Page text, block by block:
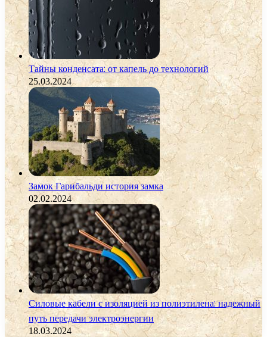
Тайны конденсата: от капель до технологий
25.03.2024
Замок Гарибальди история замка
02.02.2024
Силовые кабели с изоляцией из полиэтилена: надежный
путь передачи электроэнергии
18.03.2024